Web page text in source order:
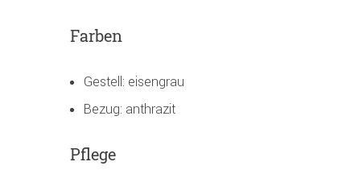
Farben
Gestell: eisengrau
Bezug: anthrazit
Pflege